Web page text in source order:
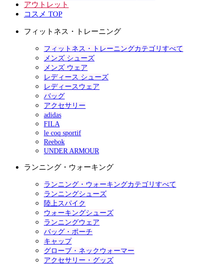
アウトレット
コスメ TOP
フィットネス・トレーニング
フィットネス・トレーニングカテゴリすべて
メンズ シューズ
メンズ ウェア
レディース シューズ
レディースウェア
バッグ
アクセサリー
adidas
FILA
le coq sportif
Reebok
UNDER ARMOUR
ランニング・ウォーキング
ランニング・ウォーキングカテゴリすべて
ランニングシューズ
陸上スパイク
ウォーキングシューズ
ランニングウェア
バッグ・ポーチ
キャップ
グローブ・ネックウォーマー
アクセサリー・グッズ